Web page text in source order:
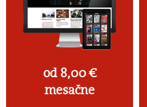
od 8,00 €
mesačne